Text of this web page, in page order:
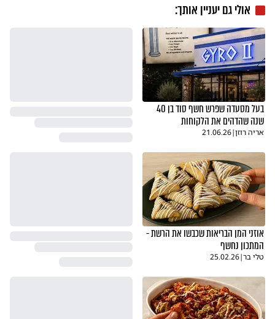
אולי גם יעניין אותך:
בעל מסעדה שפרש חשף סוד בן 40
שנה שהדהים את הלקוחות
אריה רוזן|
21.06.26
אוזני המן הבריאות שכבשו את הרשת -
המתכון נחשף
טלי בר|
25.02.26